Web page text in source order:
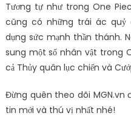
Tương tự như trong One
cũng có những trái ác quỷ
dụng sức mạnh thần thánh.
sung một số nhân vật trong
cả Thủy quân lục chiến và
Đừng quên theo dõi MGN.vn
tin mới và thú vị nhất nhé!